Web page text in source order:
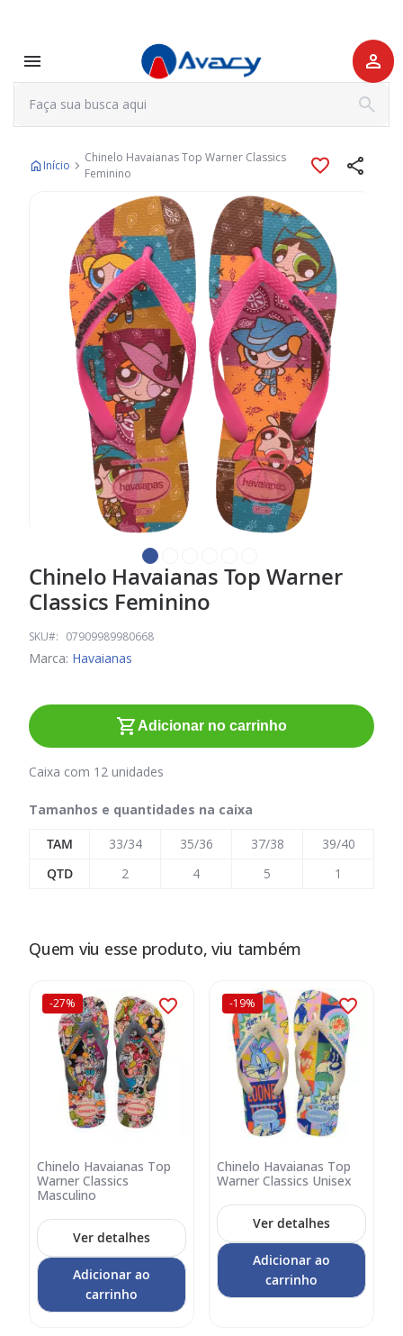
Início
Chinelo Havaianas Top Warner Classics
Feminino
imagens
Saltar
para
o
início
da
imagens
Chinelo Havaianas Top Warner
Classics Feminino
SKU 07909989980668
Marca: Havaianas
Adicionar no carrinho
Caixa com 12 unidades
Tamanhos e quantidades na caixa
TAM
33/34 35/36 37/38
39/40
QTD
2 4 5 1
Quem viu esse produto, viu também
-27%
Chinelo Havaianas Top
Warner Classics
Masculino
Ver detalhes
Adicionar ao
carrinho
-19%
Chinelo Havaianas Top
Warner Classics Unisex
Ver detalhes
Adicionar ao
carrinho